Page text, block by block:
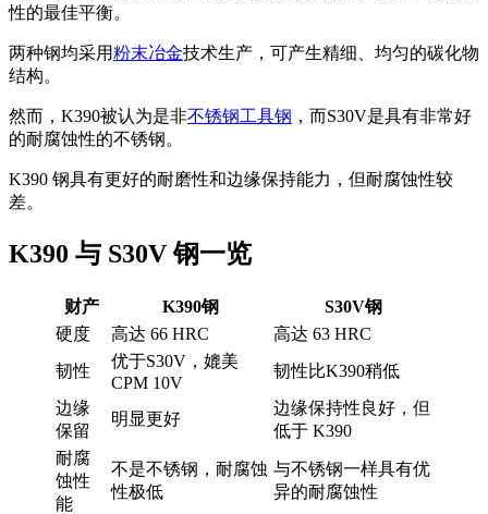
性的最佳平衡。
两种钢均采用粉末冶金技术生产，可产生精细、均匀的碳化物
结构。
然而，K390被认为是非不锈钢工具钢 ，而S30V是具有非常好
的耐腐蚀性的不锈钢。
K390 钢具有更好的耐磨性和边缘保持能力，但耐腐蚀性较
差。
K390 与 S30V 钢一览
财产 K390钢
S30V钢
硬度
高达 66 HRC
高达 63 HRC
韧性
优于S30V，媲美
CPM 10V
韧性比K390稍低
边缘
保留
明显更好
边缘保持性良好，但
低于 K390
耐腐
蚀性
能
不是不锈钢，耐腐蚀
性极低
与不锈钢一样具有优
异的耐腐蚀性